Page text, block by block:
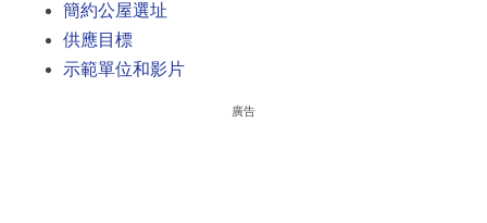
簡約公屋選址
供應目標
示範單位和影片
廣告